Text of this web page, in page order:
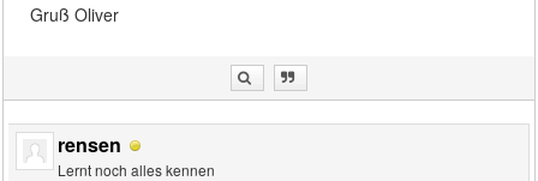
Gruß Oliver
rensen
Lernt noch alles kennen